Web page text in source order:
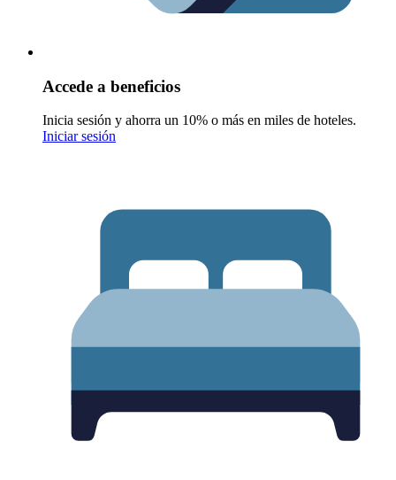
Accede a beneficios
Inicia sesión y ahorra un 10% o más en miles de hoteles.
Iniciar sesión